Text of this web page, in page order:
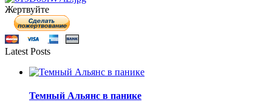
Жертвуйте
Latest Posts
Темный Альянс в панике